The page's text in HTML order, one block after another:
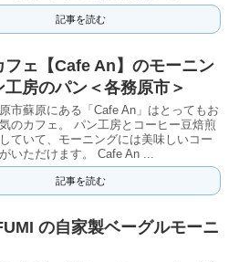
記事を読む
フェ【Cafe An】のモーニン
工房のパン＜各務原市＞
市蘇原にある「Cafe An」はとってもお
のカフェ。 パン工房とコーヒー豆焙煎
ていて、モーニングには美味しいコー
いただけます。 Cafe An ...
記事を読む
の自家製ベーグルモーニ